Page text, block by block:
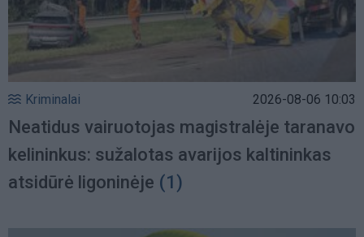
Kriminalai 2026-08-06 10:03
Neatidus vairuotojas magistralėje taranavo
kelininkus: sužalotas avarijos kaltininkas
atsidūrė ligoninėje (1)